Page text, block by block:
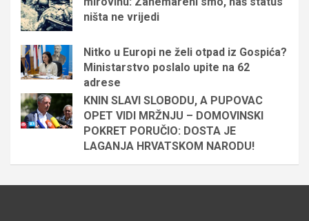
ništa ne vrijedi
Nitko u Europi ne želi otpad iz Gospića?
Ministarstvo poslalo upite na 62
adrese
KNIN SLAVI SLOBODU, A PUPOVAC
OPET VIDI MRŽNJU – DOMOVINSKI
POKRET PORUČIO: DOSTA JE
LAGANJA HRVATSKOM NARODU!